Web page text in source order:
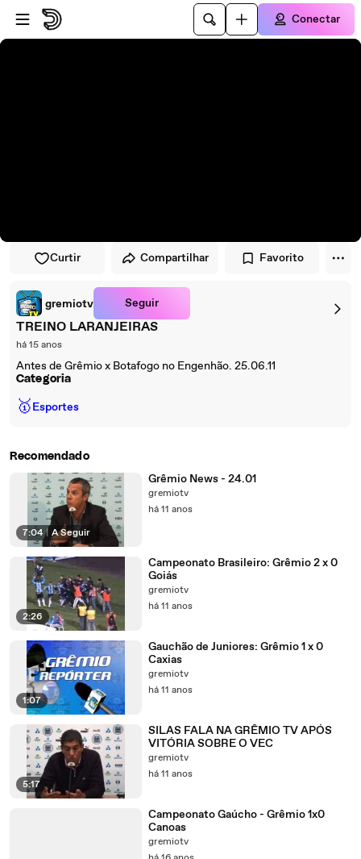
Pular para o player
Ir para o conteúdo principal
Conectar
Curtir Compartilhar Favorito
gremiotv Seguir
TREINO LARANJEIRAS
há 15 anos
Antes de Grêmio x Botafogo no Engenhão. 25.06.11
Categoria
🥇Esportes
Recomendado
7:04 | A Seguir
Grêmio News - 24.01
gremiotv
há 11 anos
2:26
Campeonato Brasileiro: Grêmio 2 x 0
Goiás
gremiotv
há 11 anos
1:07
Gauchão de Juniores: Grêmio 1 x 0
Caxias
gremiotv
há 11 anos
5:17
SILAS FALA NA GRÊMIO TV APÓS
VITÓRIA SOBRE O VEC
gremiotv
há 11 anos
Campeonato Gaúcho - Grêmio 1x0
Canoas
gremiotv